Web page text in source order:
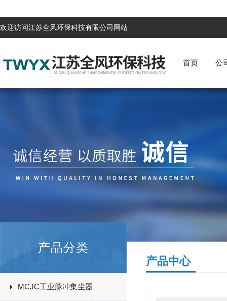
欢迎访问江苏全风环保科技有限公司网站
首页 公
产品分类
MCJC工业脉冲集尘器
产品中心